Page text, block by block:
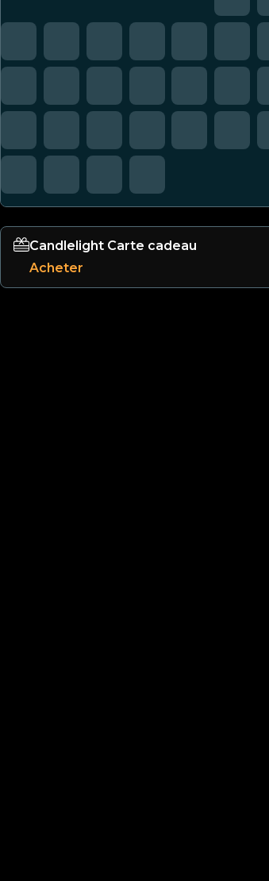
Candlelight Carte cadeau
Acheter